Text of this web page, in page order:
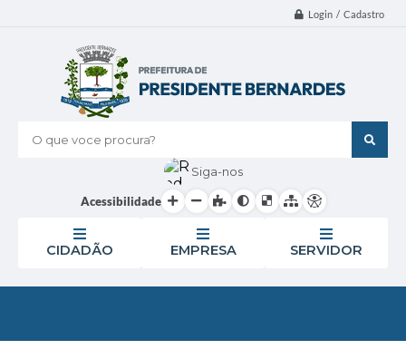
Login / Cadastro
O que voce procura?
Siga-nos
Acessibilidade
CIDADÃO EMPRESA SERVIDOR